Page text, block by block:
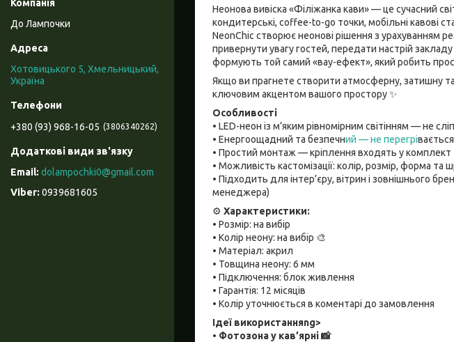
Неонова вивіска «Філіжанка кави» — це сучасний
кондитерські, coffee-to-go точки, мобільні кавові
NeonChic створює неонові рішення з урахуванням
привернути увагу гостей, передати настрій
формують той самий «вау-ефект», який робить
Якщо ви прагнете створити атмосферну, затишну
ключовим акцентом вашого простору ✨
Особливості
• LED-неон із м’яким рівномірним світінням — не
• Енергоощадний та безпечний — не перегрі
• Простий монтаж — кріплення входять у комплект
• Можливість кастомізації: колір, розмір, форма та
• Підходить для інтер’єру, вітрин і зовнішнього
менеджера)
⚙️ Характеристики:
• Розмір: на вибір
• Колір неону: на вибір 🎨
• Матеріал: акрил
• Товщина неону: 6 мм
• Підключення: блок живлення
• Гарантія: 12 місяців
• Колір уточнюється в коментарі до замовлення
Ідеї використанняng>
• Фотозона у кав’ярні 📸
До Лампочки
Хотовицького 5, Хмельницький,
Україна
+380 (93) 968-16-05 3806340262
dolampochki0@gmail.com
0939681605